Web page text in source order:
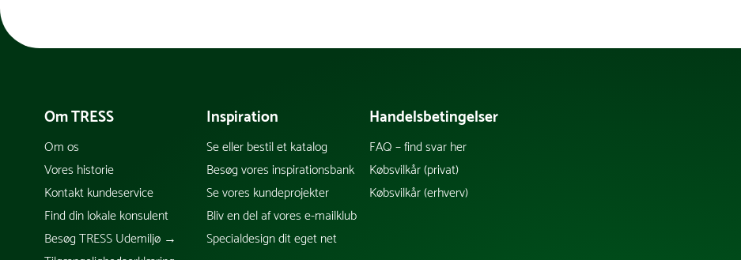
Om TRESS
Om os
Vores historie
Kontakt kundeservice
Find din lokale konsulent
Besøg TRESS Udemiljø →
Inspiration
Se eller bestil et katalog
Besøg vores inspirationsbank
Se vores kundeprojekter
Bliv en del af vores e-mailklub
Specialdesign dit eget net
Handelsbetingelser
FAQ – find svar her
Købsvilkår (privat)
Købsvilkår (erhverv)